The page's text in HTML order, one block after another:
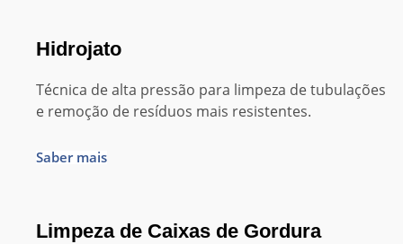
Hidrojato
Técnica de alta pressão para limpeza de tubulações
e remoção de resíduos mais resistentes.
Saber mais
Limpeza de Caixas de Gordura